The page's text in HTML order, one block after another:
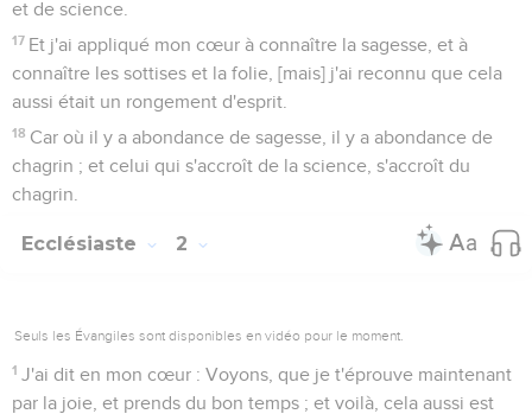
et de science.
17 Et j'ai appliqué mon cœur à connaître la sagesse, et à
connaître les sottises et la folie, [mais] j'ai reconnu que cela
aussi était un rongement d'esprit.
18 Car où il y a abondance de sagesse, il y a abondance de
chagrin ; et celui qui s'accroît de la science, s'accroît du
chagrin.
Ecclésiaste 2
Seuls les Évangiles sont disponibles en vidéo pour le moment.
1 J'ai dit en mon cœur : Voyons, que je t'éprouve maintenant
par la joie, et prends du bon temps ; et voilà, cela aussi est